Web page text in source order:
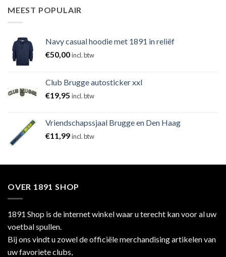
MEEST POPULAIR
Navy casual hoodie met 1891 in reliëf
€50,00incl. btw
Club Brugge autosticker xxl
€19,95 incl. btw
Vriendschapssjaal Brugge en Den Haag
€11,99incl. btw
OVER 1891 SHOP
1891 Shop is de internet winkel waar u terecht kan voor al uw
voetbal spullen.
Bij ons vindt u zowel de officiële merchandising artikelen van
uw favoriete clubs,